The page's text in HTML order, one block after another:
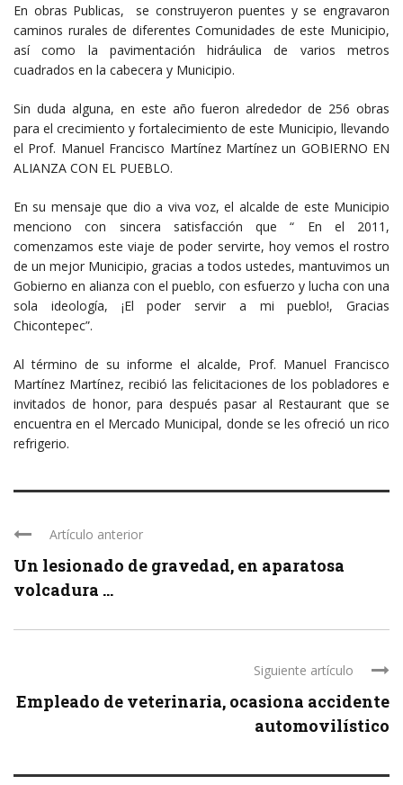
En obras Publicas, se construyeron puentes y se engravaron
caminos rurales de diferentes Comunidades de este Municipio,
así como la pavimentación hidráulica de varios metros
cuadrados en la cabecera y Municipio.
Sin duda alguna, en este año fueron alrededor de 256 obras
para el crecimiento y fortalecimiento de este Municipio, llevando
el Prof. Manuel Francisco Martínez Martínez un GOBIERNO EN
ALIANZA CON EL PUEBLO.
En su mensaje que dio a viva voz, el alcalde de este Municipio
menciono con sincera satisfacción que “ En el 2011,
comenzamos este viaje de poder servirte, hoy vemos el rostro
de un mejor Municipio, gracias a todos ustedes, mantuvimos un
Gobierno en alianza con el pueblo, con esfuerzo y lucha con una
sola ideología, ¡El poder servir a mi pueblo!, Gracias
Chicontepec”.
Al término de su informe el alcalde, Prof. Manuel Francisco
Martínez Martínez, recibió las felicitaciones de los pobladores e
invitados de honor, para después pasar al Restaurant que se
encuentra en el Mercado Municipal, donde se les ofreció un rico
refrigerio.
Artículo anterior
Un lesionado de gravedad, en aparatosa
volcadura ...
Siguiente artículo
Empleado de veterinaria, ocasiona accidente
automovilístico